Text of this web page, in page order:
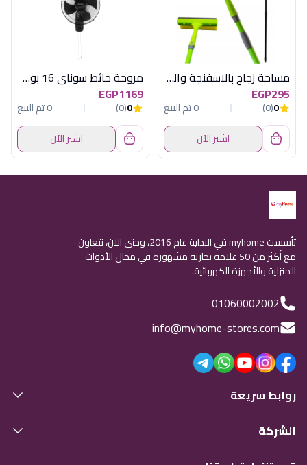
مساحة زجاج بالاسفنجة والمقبض يورك
EGP295
0
(0)
0 تم البيع
اشترِ الآن
مروحة حائط سوناي 16 بوصة , 60 وات, 3 أوضاع للسرعة MAR -1611
EGP1169
0
(0)
0 تم البيع
اشترِ الآن
تأسست myhome في البداية عام 2016، وحتى الآن، نتعاون
مع أكثر من 50 علامة تجارية مشهورة في مجال الأدوات
المنزلية والأجهزة الكهربائية.
01060002002
info@myhome-stores.com
روابط سريعة
الشركة